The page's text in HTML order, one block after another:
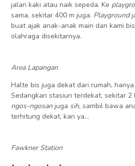
jalan kaki atau naik sepeda. Ke
sama, sekitar 400 m juga. Playground
buat ajak anak-anak main dan kami
olahraga disekitarnya.
Area Lapangan
Halte bis juga dekat dari rumah,
Sedangkan stasiun terdekat, sekitar 2
ngos-ngosan juga sih, sambil bawa
terhitung dekat, kan ya…
Fawkner Station